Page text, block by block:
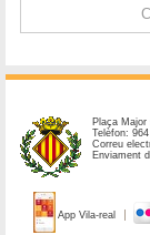
Plaça
Telèfon:
Correu
Enviament
App Vila-real